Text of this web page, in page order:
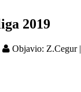
2019
Objavio: Z.Cegur |